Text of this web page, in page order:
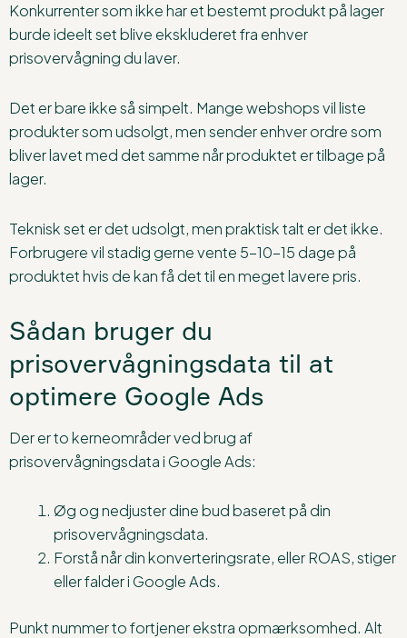
Konkurrenter som ikke har et bestemt produkt på lager
burde ideelt set blive ekskluderet fra enhver
prisovervågning du laver.
Det er bare ikke så simpelt. Mange webshops vil liste
produkter som udsolgt, men sender enhver ordre som
bliver lavet med det samme når produktet er tilbage på
lager.
Teknisk set er det udsolgt, men praktisk talt er det ikke.
Forbrugere vil stadig gerne vente 5-10-15 dage på
produktet hvis de kan få det til en meget lavere pris.
Sådan bruger du
prisovervågningsdata til at
optimere Google Ads
Der er to kerneområder ved brug af
prisovervågningsdata i Google Ads:
Øg og nedjuster dine bud baseret på din
prisovervågningsdata.
Forstå når din konverteringsrate, eller ROAS, stiger
eller falder i Google Ads.
Punkt nummer to fortjener ekstra opmærksomhed. Alt